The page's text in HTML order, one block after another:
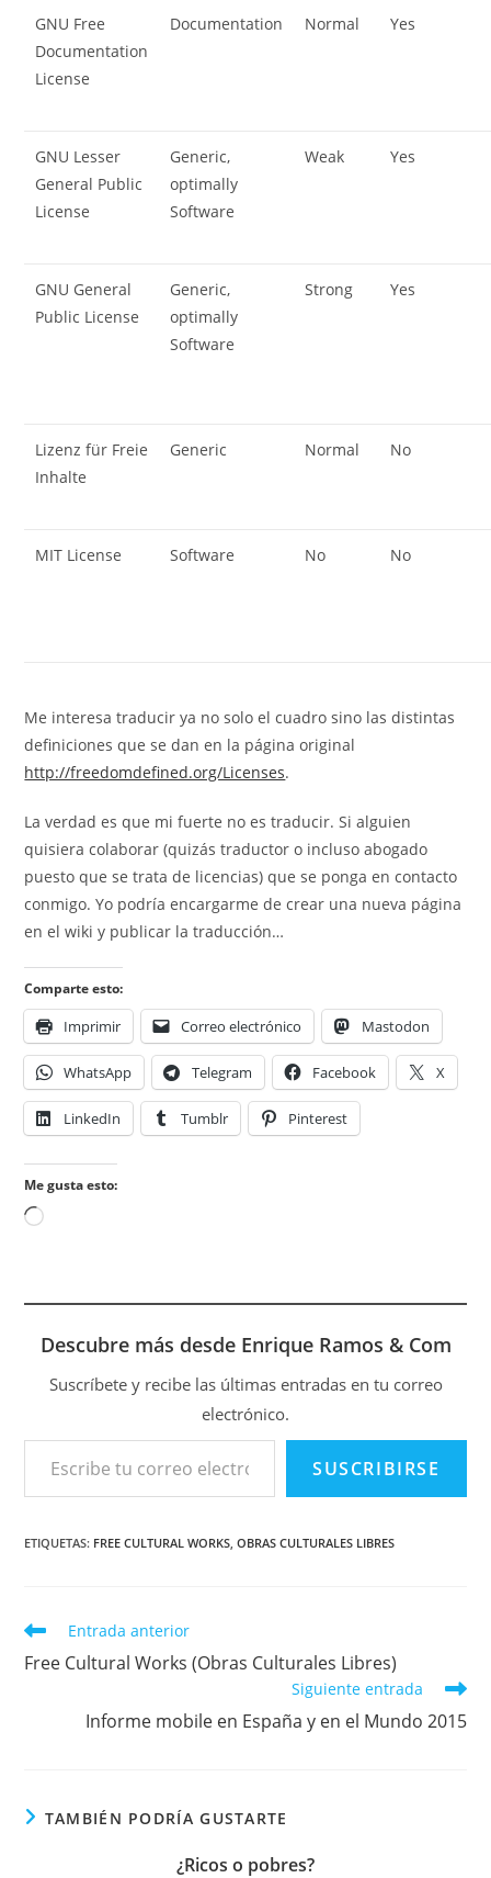
GNU Free
Documentation
License
Documentation Normal Yes
GNU Lesser
General Public
License
Generic,
optimally
Software
Weak Yes
GNU General
Public License
Generic,
optimally
Software
Strong Yes
Lizenz für Freie
Inhalte
Generic Normal No
MIT License Software No No
Me interesa traducir ya no solo el cuadro sino las distintas
definiciones que se dan en la página original
http://freedomdefined.org/Licenses.
La verdad es que mi fuerte no es traducir. Si alguien
quisiera colaborar (quizás traductor o incluso abogado
puesto que se trata de licencias) que se ponga en contacto
conmigo. Yo podría encargarme de crear una nueva página
en el wiki y publicar la traducción…
Comparte esto:
Imprimir Correo electrónico Mastodon
WhatsApp Telegram Facebook X
LinkedIn Tumblr Pinterest
Me gusta esto:
Cargando...
Descubre más desde Enrique Ramos & Com
Suscríbete y recibe las últimas entradas en tu correo
electrónico.
Escribe tu correo electrónico…
SUSCRIBIRSE
ETIQUETAS: FREE CULTURAL WORKS OBRAS CULTURALES LIBRES
Leer
artículos
Entrada anterior
Free Cultural Works (Obras Culturales Libres)
Siguiente entrada
Informe mobile en España y en el Mundo 2015
TAMBIÉN PODRÍA GUSTARTE
¿Ricos o pobres?